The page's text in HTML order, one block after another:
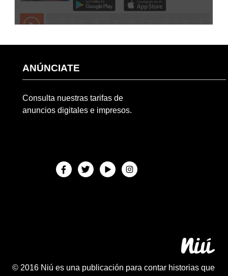
ANÚNCIATE
Consulta nuestras tarifas de
anuncios digitales e impresos.
© 2016 Niú es una publicación para contar historias que